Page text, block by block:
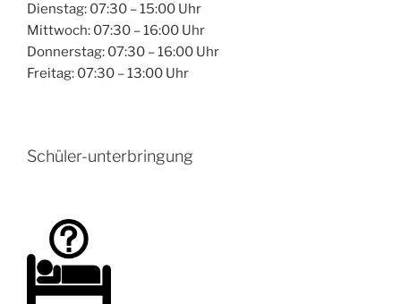
Dienstag: 07:30 – 15:00 Uhr
Mittwoch: 07:30 – 16:00 Uhr
Donnerstag: 07:30 – 16:00 Uhr
Freitag: 07:30 – 13:00 Uhr
Schüler-unterbringung